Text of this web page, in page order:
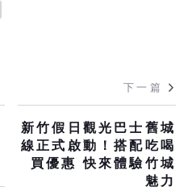
下一篇
新竹假日觀光巴士舊城
線正式啟動！搭配吃喝
買優惠 快來體驗竹城
魅力